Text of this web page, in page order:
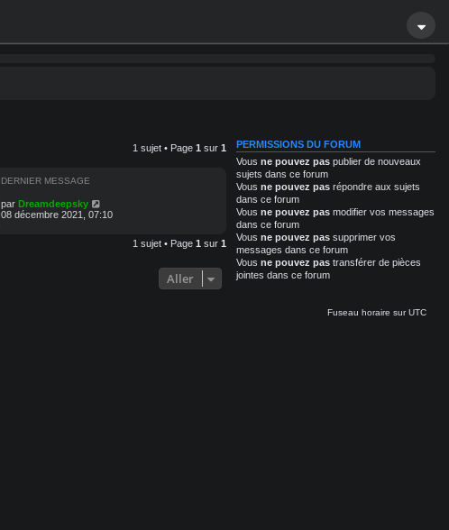
1 sujet • Page1 sur1
DERNIER MESSAGE
parDreamdeepsky
08 décembre 2021, 07:10
1 sujet • Page1 sur1
Aller
PERMISSIONS DU FORUM
Vousne pouvez pas publier de nouveaux
sujets dans ce forum
Vousne pouvez pas répondre aux sujets
dans ce forum
Vousne pouvez pas modifier vos messages
dans ce forum
Vousne pouvez pas supprimer vos
messages dans ce forum
Vousne pouvez pas transférer de pièces
jointes dans ce forum
Fuseau horaire surUTC